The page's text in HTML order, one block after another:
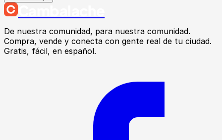
De nuestra comunidad, para nuestra comunidad.
Compra, vende y conecta con gente real de tu ciudad.
Gratis, fácil, en español.